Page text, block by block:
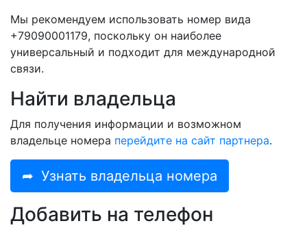
Мы рекомендуем использовать номер вида
+79090001179, поскольку он наиболее
универсальный и подходит для международной
связи.
Найти владельца
Для получения информации и возможном
владельце номера перейдите на сайт партнера.
➦ Узнать владельца номера
Добавить на телефон